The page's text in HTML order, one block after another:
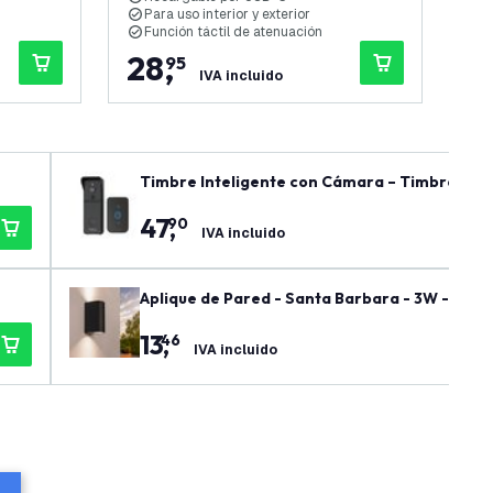
Para uso interior y exterior
Función táctil de atenuación
28,
95
IVA incluido
Timbre Inteligente con Cámara – Timbre de
47,
90 IVA incluido
Aplique de Pared - Santa Barbara - 3W -
13,
46 IVA incluido